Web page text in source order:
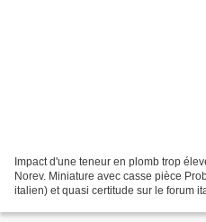
Impact d'une teneur en plomb trop
Norev. Miniature avec casse pièce
italien) et quasi certitude sur le forum